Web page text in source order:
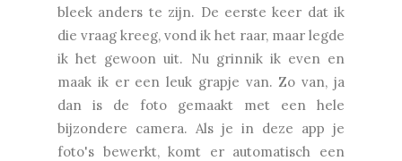
bleek anders te zijn. De eerste keer dat ik
die vraag kreeg, vond ik het raar, maar legde
ik het gewoon uit. Nu grinnik ik even en
maak ik er een leuk grapje van. Zo van, ja
dan is de foto gemaakt met een hele
bijzondere camera. Als je in deze app je
foto's bewerkt, komt er automatisch een